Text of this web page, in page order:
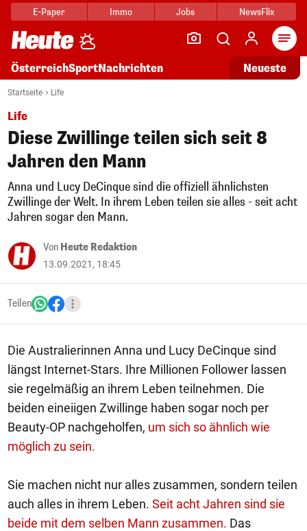
E-Paper Immo Jobs NewsFlix
ÖsterreichSportNachrichten Neueste
Startseite Life
Life
Diese Zwillinge teilen sich seit 8
Jahren den Mann
Anna und Lucy DeCinque sind die offiziell ähnlichsten
Zwillinge der Welt. In ihrem Leben teilen sie alles - seit acht
Jahren sogar den Mann.
Von Heute Redaktion
13.09.2021, 18:45
Teilen
Die Australierinnen Anna und Lucy DeCinque sind
längst Internet-Stars. Ihre Millionen Follower lassen
sie regelmäßig an ihrem Leben teilnehmen. Die
beiden eineiigen Zwillinge haben sogar noch per
Beauty-OP nachgeholfen, um sich so ähnlich wie
möglich zu sein.
Sie machen nicht nur alles zusammen, sondern teilen
auch alles in ihrem Leben. Seit acht Jahren sind sie
beide mit dem selben Mann zusammen. Das